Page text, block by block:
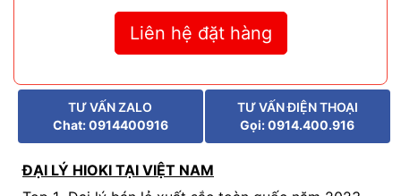
Liên hệ đặt hàng
TƯ VẤN ZALO
Chat: 0914400916
TƯ VẤN ĐIỆN THOẠI
Gọi: 0914.400.916
ĐẠI LÝ HIOKI TẠI VIỆT NAM